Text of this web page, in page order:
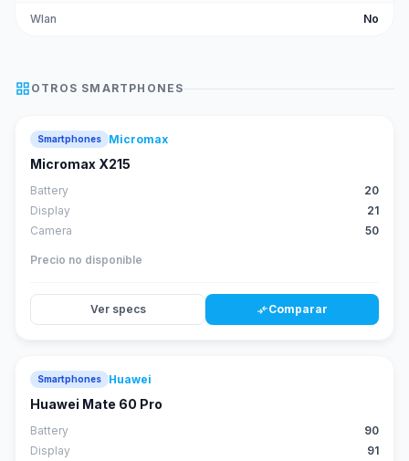
Wlan No
grid_view OTROS SMARTPHONES
Smartphones Micromax
Micromax X215
Battery
20
Display
21
Camera
50
Precio no disponible
Ver specs compare_arrowsComparar
Smartphones Huawei
Huawei Mate 60 Pro
Battery
90
Display
91